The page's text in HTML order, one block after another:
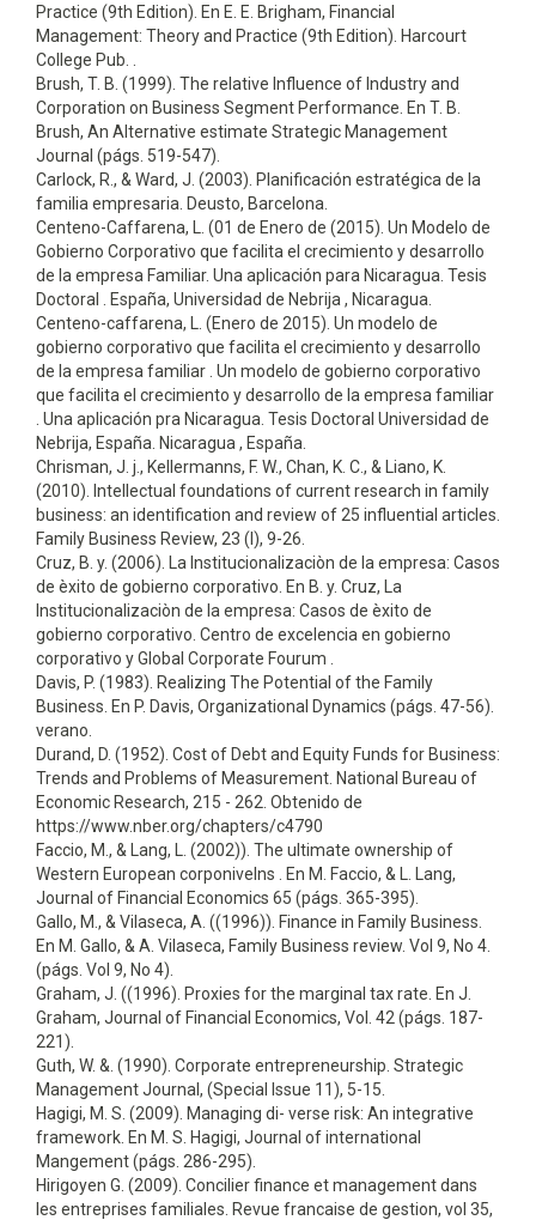
Practice (9th Edition). En E. E. Brigham, Financial
Management: Theory and Practice (9th Edition). Harcourt
College Pub. .
Brush, T. B. (1999). The relative Influence of Industry and
Corporation on Business Segment Performance. En T. B.
Brush, An Alternative estimate Strategic Management
Journal (págs. 519-547).
Carlock, R., & Ward, J. (2003). Planificación estratégica de la
familia empresaria. Deusto, Barcelona.
Centeno-Caffarena, L. (01 de Enero de (2015). Un Modelo de
Gobierno Corporativo que facilita el crecimiento y desarrollo
de la empresa Familiar. Una aplicación para Nicaragua. Tesis
Doctoral . España, Universidad de Nebrija , Nicaragua.
Centeno-caffarena, L. (Enero de 2015). Un modelo de
gobierno corporativo que facilita el crecimiento y desarrollo
de la empresa familiar . Un modelo de gobierno corporativo
que facilita el crecimiento y desarrollo de la empresa familiar
. Una aplicación pra Nicaragua. Tesis Doctoral Universidad de
Nebrija, España. Nicaragua , España.
Chrisman, J. j., Kellermanns, F. W., Chan, K. C., & Liano, K.
(2010). Intellectual foundations of current research in family
business: an identification and review of 25 influential articles.
Family Business Review, 23 (I), 9-26.
Cruz, B. y. (2006). La Institucionalizaciòn de la empresa: Casos
de èxito de gobierno corporativo. En B. y. Cruz, La
Institucionalizaciòn de la empresa: Casos de èxito de
gobierno corporativo. Centro de excelencia en gobierno
corporativo y Global Corporate Fourum .
Davis, P. (1983). Realizing The Potential of the Family
Business. En P. Davis, Organizational Dynamics (págs. 47-56).
verano.
Durand, D. (1952). Cost of Debt and Equity Funds for Business:
Trends and Problems of Measurement. National Bureau of
Economic Research, 215 - 262. Obtenido de
https://www.nber.org/chapters/c4790
Faccio, M., & Lang, L. (2002)). The ultimate ownership of
Western European corponivelns . En M. Faccio, & L. Lang,
Journal of Financial Economics 65 (págs. 365-395).
Gallo, M., & Vilaseca, A. ((1996)). Finance in Family Business.
En M. Gallo, & A. Vilaseca, Family Business review. Vol 9, No 4.
(págs. Vol 9, No 4).
Graham, J. ((1996). Proxies for the marginal tax rate. En J.
Graham, Journal of Financial Economics, Vol. 42 (págs. 187-
221).
Guth, W. &. (1990). Corporate entrepreneurship. Strategic
Management Journal, (Special Issue 11), 5-15.
Hagigi, M. S. (2009). Managing di- verse risk: An integrative
framework. En M. S. Hagigi, Journal of international
Mangement (págs. 286-295).
Hirigoyen G. (2009). Concilier finance et management dans
les entreprises familiales. Revue francaise de gestion, vol 35,